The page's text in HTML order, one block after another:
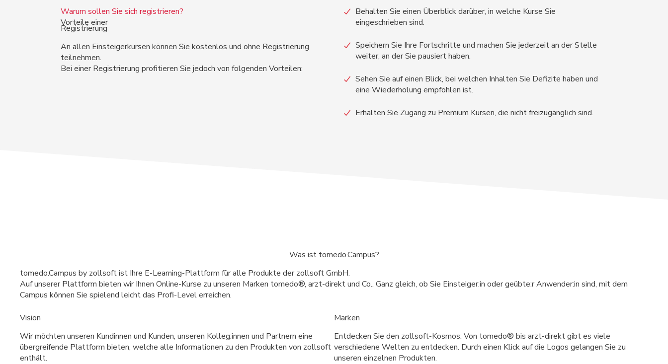
Warum sollen Sie sich registrieren?
Vorteile einer
Registrierung
An allen Einsteigerkursen können Sie kostenlos und ohne Registrierung
teilnehmen.
Bei einer Registrierung profitieren Sie jedoch von folgenden Vorteilen:
Behalten Sie einen Überblick darüber, in welche Kurse Sie
eingeschrieben sind.
Speichern Sie Ihre Fortschritte und machen Sie jederzeit an der Stelle
weiter, an der Sie pausiert haben.
Sehen Sie auf einen Blick, bei welchen Inhalten Sie Defizite haben und
eine Wiederholung empfohlen ist.
Erhalten Sie Zugang zu Premium Kursen, die nicht freizugänglich sind.
Was ist tomedo.Campus?
tomedo.Campus by zollsoft ist Ihre E-Learning-Plattform für alle Produkte der zollsoft GmbH.
Auf unserer Plattform bieten wir Ihnen Online-Kurse zu unseren Marken tomedo®, arzt-direkt und Co.. Ganz gleich, ob Sie Einsteiger:in oder geübte:r Anwender:in sind, mit dem
Campus können Sie spielend leicht das Profi-Level erreichen.
Vision
Wir möchten unseren Kundinnen und Kunden, unseren Kolleg:innen und Partnern eine
übergreifende Plattform bieten, welche alle Informationen zu den Produkten von zollsoft
enthält.
Marken
Entdecken Sie den zollsoft-Kosmos: Von tomedo® bis arzt-direkt gibt es viele
verschiedene Welten zu entdecken. Durch einen Klick auf die Logos gelangen Sie zu
unseren einzelnen Produkten.